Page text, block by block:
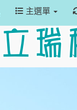
主選單